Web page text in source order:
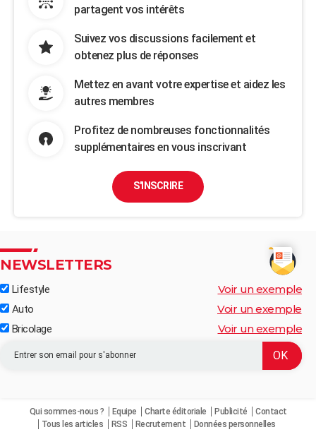
partagent vos intérêts
Suivez vos discussions facilement et
obtenez plus de réponses
Mettez en avant votre expertise et aidez les
autres membres
Profitez de nombreuses fonctionnalités
supplémentaires en vous inscrivant
S'INSCRIRE
NEWSLETTERS
Lifestyle Voir un exemple
Auto Voir un exemple
Bricolage Voir un exemple
Qui sommes-nous ? Equipe Charte éditoriale Publicité
Contact
Tous les articles
RSS Recrutement
Données personnelles